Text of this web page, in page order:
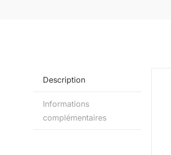
Description
Informations
complémentaires